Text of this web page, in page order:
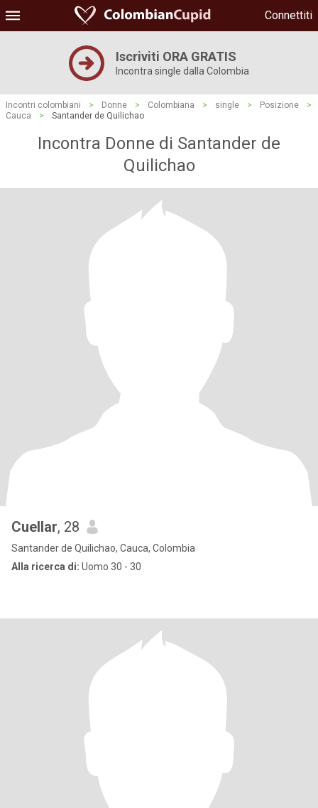
Connettiti
Iscriviti ORA GRATIS
Incontra single dalla Colombia
Incontri colombiani > Donne > Colombiana > single > Posizione
>
Cauca
> Santander de Quilichao
Incontra Donne di Santander de
Quilichao
Cuellar, 28
Santander de Quilichao, Cauca, Colombia
Alla ricerca di: Uomo 30 - 30